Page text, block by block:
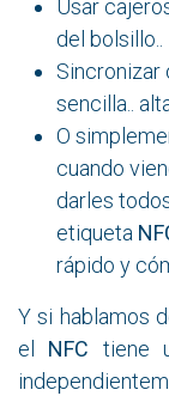
Usar
del bolsillo..
Sincronizar
sencilla..
O
cuando
darles
etiqueta
rápido y
Y si hablamos
el NFC tiene